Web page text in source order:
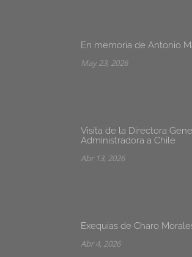
En memoria de Antonio
May 23, 2026
Visita de la Directora
Administradora a Chile
Abr 13, 2026
Exequias de Charo
Abr 4, 2026